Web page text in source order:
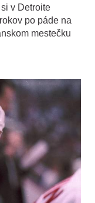
v Detroite
po páde na
mestečku